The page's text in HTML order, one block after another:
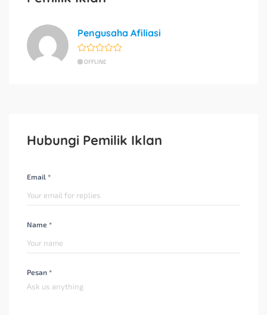
Pengusaha Afiliasi
OFFLINE
Hubungi Pemilik Iklan
Email *
Name *
Pesan *